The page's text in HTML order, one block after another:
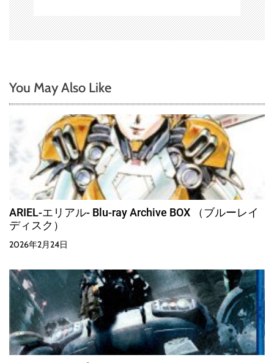
You May Also Like
ARIEL-エリアル- Blu-ray Archive BOX （ブルーレイ
ディスク）
2026年2月24日